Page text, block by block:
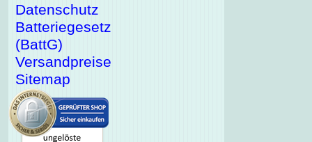
Datenschutz
Batteriegesetz
(BattG)
Versandpreise
Sitemap